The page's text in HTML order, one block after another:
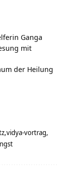
Ganga
mit
der Heilung
vidya-vortrag